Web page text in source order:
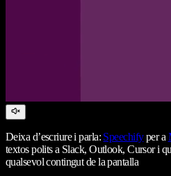
Deixa d’escriure i parla: Speechifyper a
textos polits a Slack, Outlook, Cursor i
qualsevol contingut de la pantalla